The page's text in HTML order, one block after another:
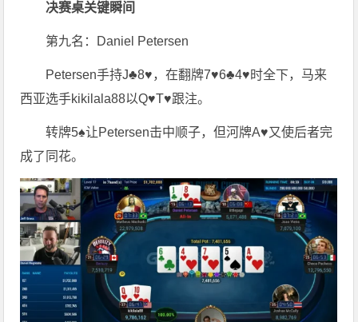
决赛桌关键瞬间
第九名：Daniel Petersen
Petersen手持J♣8♥，在翻牌7♥6♣4♥时全下，马来
西亚选手kikilala88以Q♥T♥跟注。
转牌5♠让Petersen击中顺子，但河牌A♥又使后者完
成了同花。